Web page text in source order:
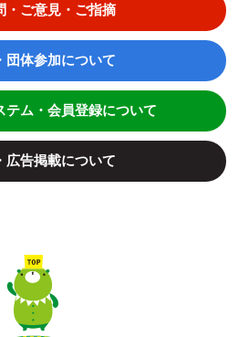
・ご意見・ご指摘
団体参加について
テム・会員登録について
広告掲載について